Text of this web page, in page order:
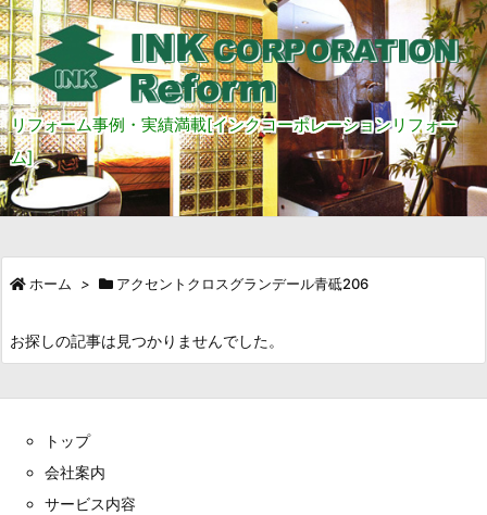
リフォーム事例・実績満載[インクコーポレーションリフォー
ム]
ホーム > アクセントクロスグランデール青砥206
お探しの記事は見つかりませんでした。
トップ
会社案内
サービス内容